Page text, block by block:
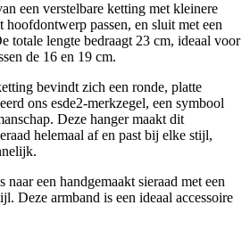
een verstelbare ketting met kleinere
passen, en sluit met een
totale lengte bedraagt ​​23 cm, ideaal voor
de 16 en 19 cm.
bevindt zich een ronde, platte
ons esde2-merkzegel, een symbool
Deze hanger maakt dit
helemaal af en past bij elke stijl,
een handgemaakt sieraad met een
Deze armband is een ideaal accessoire